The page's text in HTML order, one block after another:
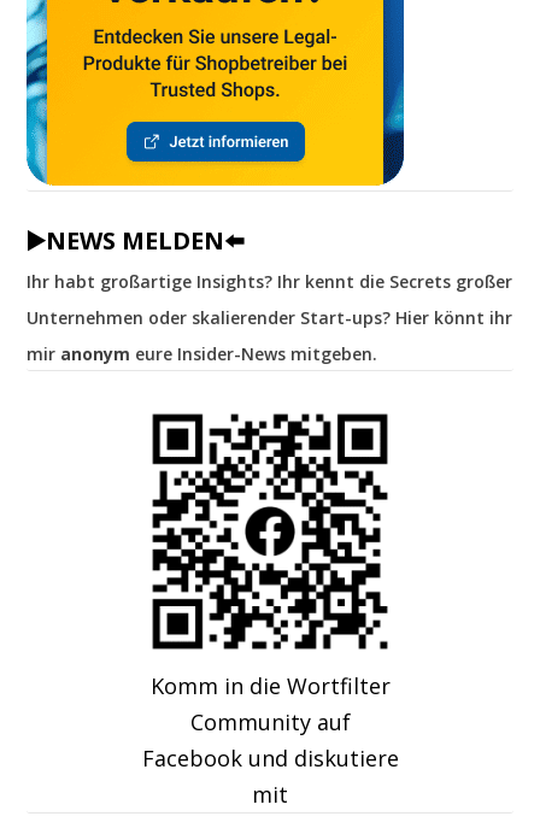
▶️NEWS MELDEN⬅️
Ihr habt großartige Insights? Ihr kennt die Secrets großer
Unternehmen oder skalierender Start-ups? Hier könnt ihr
mir anonym eure Insider-News mitgeben.
Komm in die Wortfilter
Community auf
Facebook und diskutiere
mit